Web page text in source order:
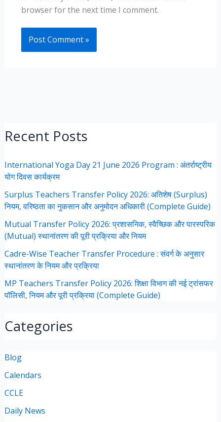
browser for the next time I comment.
Recent Posts
International Yoga Day 21 June 2026 Program : अंतर्राष्ट्रीय
योग दिवस कार्यक्रम
Surplus Teachers Transfer Policy 2026: अतिशेष (Surplus)
नियम, वरिष्ठता का नुकसान और अनुमोदन अधिकारी (Complete Guide)
Mutual Transfer Policy 2026: प्रशासनिक, स्वैच्छिक और पारस्परिक
(Mutual) स्थानांतरण की पूरी प्रक्रिया और नियम
Cadre-Wise Teacher Transfer Procedure : संवर्ग के अनुसार
स्थानांतरण के नियम और प्रक्रिया
MP Teachers Transfer Policy 2026: शिक्षा विभाग की नई ट्रांसफर
पॉलिसी, नियम और पूरी प्रक्रिया (Complete Guide)
Categories
Blog
Calendars
CCLE
Daily News